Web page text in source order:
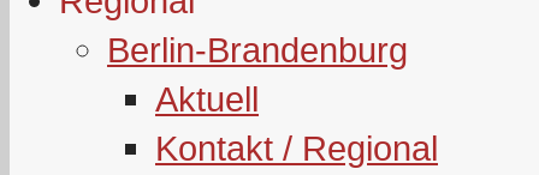
Berlin-Brandenburg
Aktuell
Kontakt / Regional